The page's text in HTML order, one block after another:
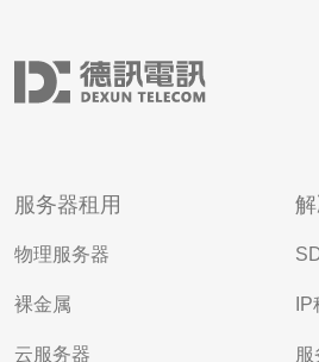
服务器租用
物理服务器
裸金属
云服务器